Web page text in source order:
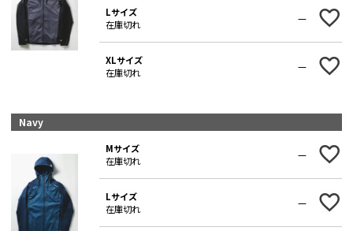
Lサイズ
在庫切れ
—
XLサイズ
在庫切れ
—
Navy
Mサイズ
在庫切れ
—
Lサイズ
在庫切れ
—